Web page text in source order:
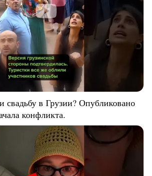
свадьбу в Грузии? Опубликовано
конфликта.